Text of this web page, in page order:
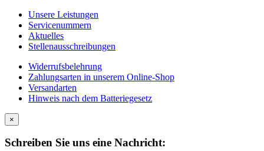
Unsere Leistungen
Servicenummern
Aktuelles
Stellenausschreibungen
Widerrufsbelehrung
Zahlungsarten in unserem Online-Shop
Versandarten
Hinweis nach dem Batteriegesetz
×
Schreiben Sie uns eine Nachricht: